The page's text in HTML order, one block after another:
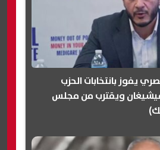
يفوز بانتخابات الحزب
ويقترب من مجلس